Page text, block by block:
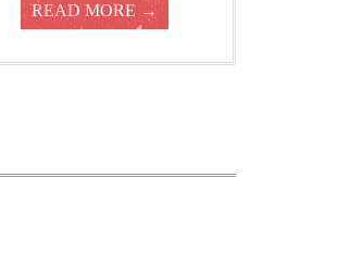
READ MORE →